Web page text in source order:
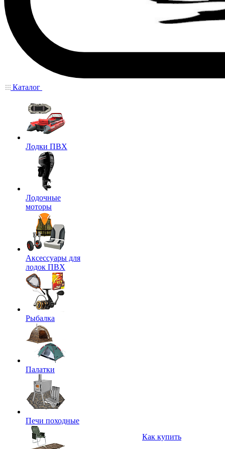
Каталог
Лодки ПВХ
Лодочные
моторы
Аксессуары для
лодок ПВХ
Рыбалка
Палатки
Печи походные
Как купить